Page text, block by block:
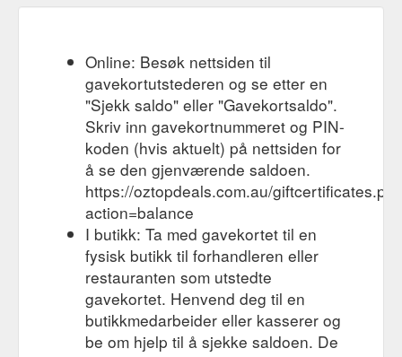
Online: Besøk nettsiden til
gavekortutstederen og se etter en
"Sjekk saldo" eller "Gavekortsaldo".
Skriv inn gavekortnummeret og PIN-
koden (hvis aktuelt) på nettsiden for
å se den gjenværende saldoen.
https://oztopdeals.com.au/
action=balance
I butikk: Ta med gavekortet til en
fysisk butikk til forhandleren eller
restauranten som utstedte
gavekortet. Henvend deg til en
butikkmedarbeider eller kasserer og
be om hjelp til å sjekke saldoen. De